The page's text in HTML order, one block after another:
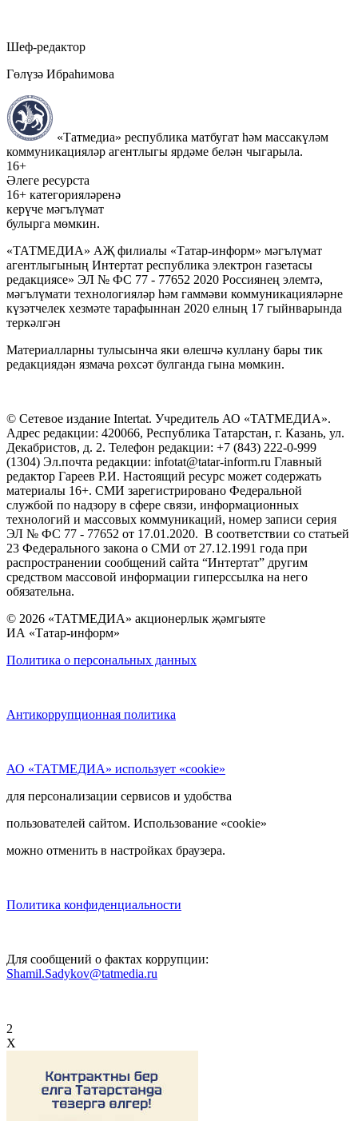
Шеф-редактор
Гөлүзә Ибраһимова
«Татмедиа» республика матбугат һәм массакүләм
коммуникацияләр агентлыгы ярдәме белән чыгарыла.
16+
Әлеге ресурста
16+ категорияләренә
керүче мәгълүмат
булырга мөмкин.
«ТАТМЕДИА» АҖ филиалы «Татар-информ» мәгълүмат
агентлыгының Интертат республика электрон газетасы
редакциясе» ЭЛ № ФС 77 - 77652 2020 Россиянең элемтә,
мәгълүмати технологияләр һәм гаммәви коммуникацияләрне
күзәтчелек хезмәте тарафыннан 2020 елның 17 гыйнварында
теркәлгән
Материалларны тулысынча яки өлешчә куллану бары тик
редакциядән язмача рөхсәт булганда гына мөмкин.
© Сетевое издание Intertat. Учредитель АО «ТАТМЕДИА».
Адрес редакции: 420066, Республика Татарстан, г. Казань, ул.
Декабристов, д. 2. Телефон редакции: +7 (843) 222-0-999
(1304) Эл.почта редакции: infotat@tatar-inform.ru Главный
редактор Гареев Р.И. Настоящий ресурс может содержать
материалы 16+. СМИ зарегистрировано Федеральной
службой по надзору в сфере связи, информационных
технологий и массовых коммуникаций, номер записи серия
ЭЛ № ФС 77 - 77652 от 17.01.2020. В соответствии со статьей
23 Федерального закона о СМИ от 27.12.1991 года при
распространении сообщений сайта “Интертат” другим
средством массовой информации гиперссылка на него
обязательна.
© 2026 «ТАТМЕДИА» акционерлык җәмгыяте
ИА «Татар-информ»
Политика о персональных данных
Антикоррупционная политика
АО «ТАТМЕДИА» использует «cookie»
для персонализации сервисов и удобства
пользователей сайтом. Использование «cookie»
можно отменить в настройках браузера.
Политика конфиденциальности
Для сообщений о фактах коррупции:
Shamil.Sadykov@tatmedia.ru
2
X